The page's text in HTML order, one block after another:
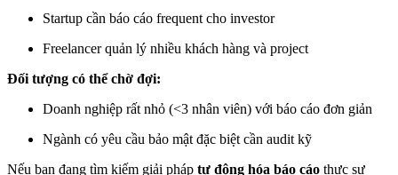
Startup cần báo cáo frequent cho investor
Freelancer quản lý nhiều khách hàng và project
Đối tượng có thể chờ đợi:
Doanh nghiệp rất nhỏ (<3 nhân viên) với báo cáo đơn giản
Ngành có yêu cầu bảo mật đặc biệt cần audit kỹ
Nếu bạn đang tìm kiếm giải pháp tự động hóa báo cáo thực sự